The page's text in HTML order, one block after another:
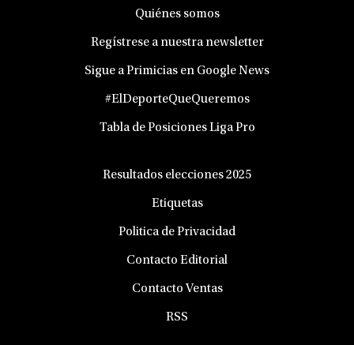
Quiénes somos
Regístrese a nuestra newsletter
Sigue a Primicias en Google News
#ElDeporteQueQueremos
Tabla de Posiciones Liga Pro
Resultados elecciones 2025
Etiquetas
Politica de Privacidad
Contacto Editorial
Contacto Ventas
RSS